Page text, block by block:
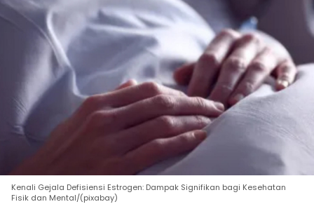
Kenali Gejala Defisiensi Estrogen: Dampak Signifikan bagi Kesehatan
Fisik dan Mental/(pixabay)